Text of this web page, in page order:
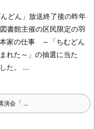
どん」放送終了後の昨年
図書館主催の区民限定の羽
本家の仕事 ～「ちむどん
れた～」 の抽選に当た
た。 ...
演会「 ...